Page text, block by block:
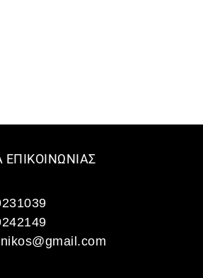
ΕΠΙΚΟΙΝΩΝΙΑΣ